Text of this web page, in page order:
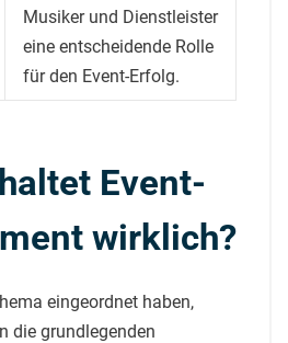
Musiker und Dienstleister
eine entscheidende Rolle
für den Event-Erfolg.
Event-
wirklich?
eingeordnet haben,
die grundlegenden